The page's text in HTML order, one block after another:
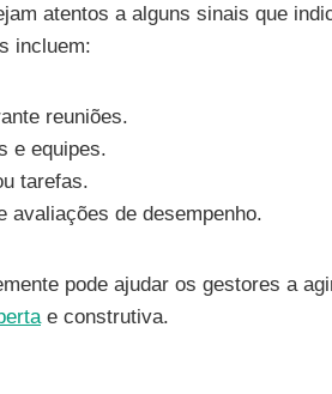
atentos a alguns sinais que
incluem:
reuniões.
e equipes.
tarefas.
avaliações de desempenho.
pode ajudar os gestores a
e construtiva.